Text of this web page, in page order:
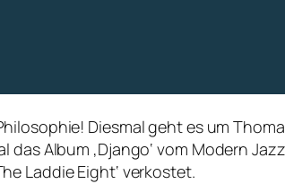
Diesmal geht es um
das Album ‚Django‘ vom Modern
Laddie Eight‘ verkostet.